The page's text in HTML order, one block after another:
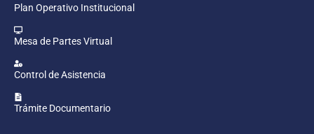
Plan Operativo Institucional
Mesa de Partes Virtual
Control de Asistencia
Trámite Documentario